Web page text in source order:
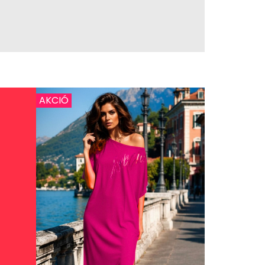
AKCIÓ